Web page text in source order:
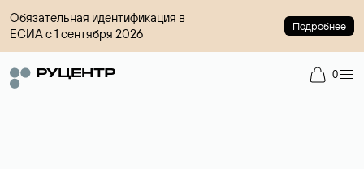
Обязательная идентификация в
ЕСИА с 1 сентября 2026
Подробнее
0